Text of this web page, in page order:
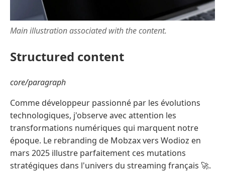
Main illustration associated with the content.
Structured content
core/paragraph
Comme développeur passionné par les évolutions
technologiques, j'observe avec attention les
transformations numériques qui marquent notre
époque. Le rebranding de Mobzax vers Wodioz en
mars 2025 illustre parfaitement ces mutations
stratégiques dans l'univers du streaming français 🚀.